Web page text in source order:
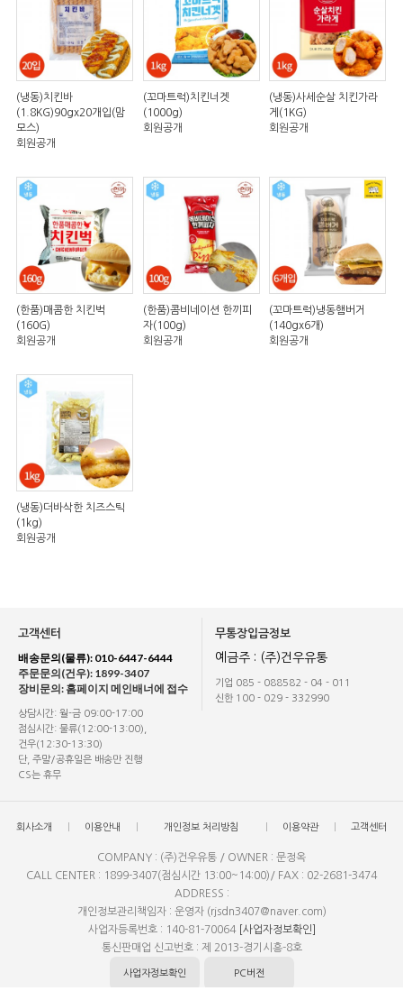
(냉동)치킨바
(1.8KG)90gx20개입(맘
모스)
회원공개
(꼬마트럭)치킨너겟
(1000g)
회원공개
(냉동)사세순살 치킨가라
게(1KG)
회원공개
(한품)매콤한 치킨벅
(160G)
회원공개
(한품)콤비네이션 한끼피
자(100g)
회원공개
(꼬마트럭)냉동햄버거
(140gx6개)
회원공개
(냉동)더바삭한 치즈스틱
(1kg)
회원공개
고객센터
배송문의(물류): 010-6447-6444
주문문의(건우): 1899-3407
장비문의: 홈페이지 메인배너에 접수
상담시간: 월-금 09:00-17:00
점심시간: 물류(12:00-13:00),
건우(12:30-13:30)
단, 주말/공휴일은 배송만 진행
CS는 휴무
무통장입금정보
예금주 : (주)건우유통
기업 085 - 088582 - 04 - 011
신한 100 - 029 - 332990
회사소개 이용안내 개인정보 처리방침 이용약관 고객센터
COMPANY : (주)건우유통 / OWNER : 문정옥
CALL CENTER : 1899-3407(점심시간 13:00~14:00)/ FAX : 02-2681-3474
ADDRESS :
개인정보관리책임자 : 운영자 (rjsdn3407@naver.com)
사업자등록번호 : 140-81-70064 [사업자정보확인]
통신판매업 신고번호 : 제 2013-경기시흥-8호
사업자정보확인 PC버전